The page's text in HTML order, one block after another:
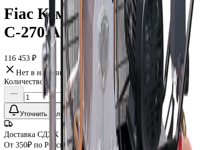
Fiac Компрессор СБ4/
С-270.АВ858
116 453 ₽
Нет в наличии
Количество:
Уточнить наличие
Доставка СДЭК
От 350₽ по России